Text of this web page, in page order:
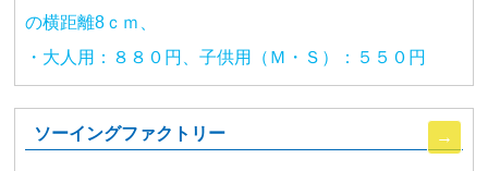
の横距離8ｃｍ、
・大人用：８８０円、子供用（Ｍ・Ｓ）：５５０円
ソーイングファクトリー